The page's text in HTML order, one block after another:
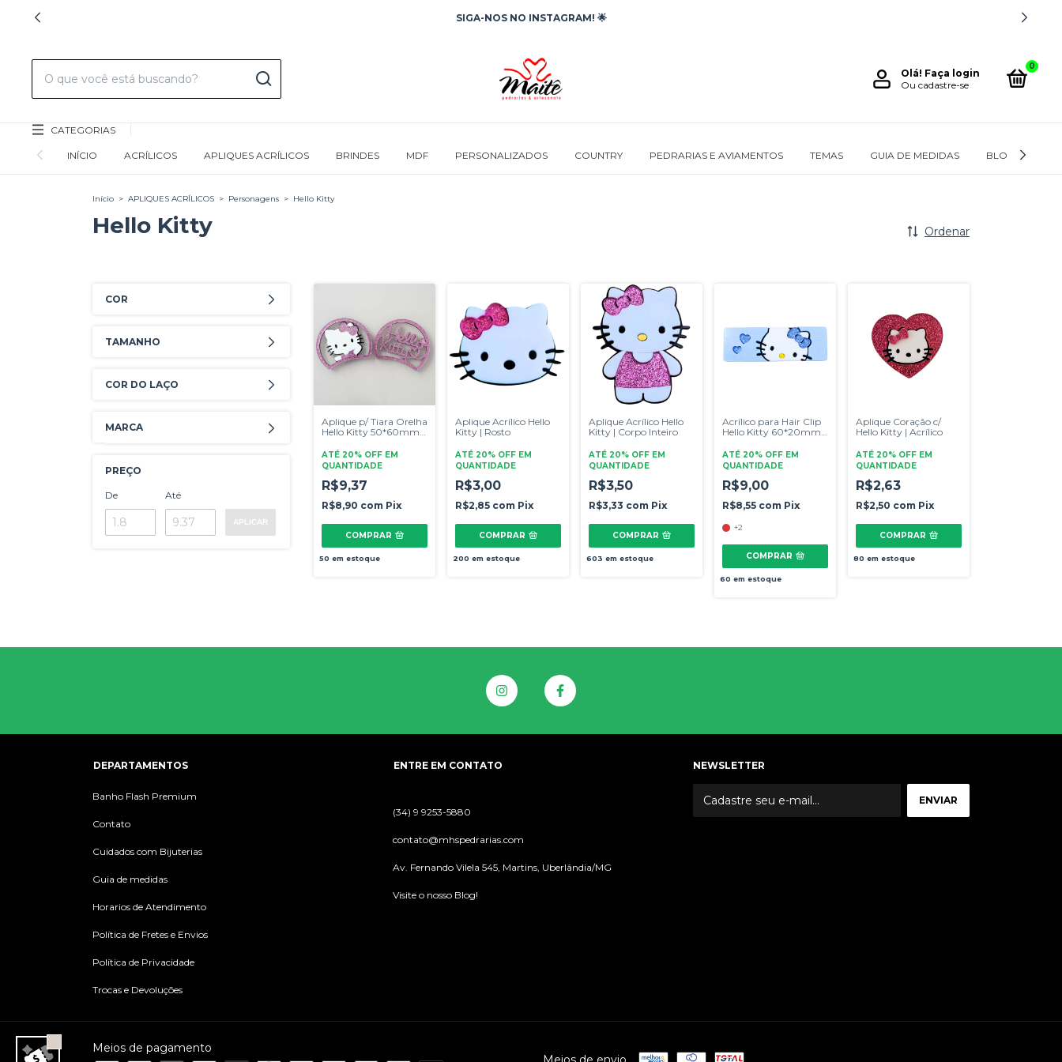
SIGA-NOS NO INSTAGRAM! 🌟
Olá! Faça login
Ou cadastre-se
0
CATEGORIAS
INÍCIO ACRÍLICOS APLIQUES ACRÍLICOS BRINDES MDF PERSONALIZADOS COUNTRY PEDRARIAS E AVIAMENTOS TEMAS GUIA DE MEDIDAS BLOG
Início > APLIQUES ACRÍLICOS > Personagens > Hello Kitty
Hello Kitty Ordenar
COR
TAMANHO
COR DO LAÇO
MARCA
PREÇO
De Até
APLICAR
Aplique p/ Tiara Orelha
Hello Kitty 50*60mm |
ATÉ 20% OFF EM
QUANTIDADE
R$9,37
R$8,90 com Pix
COMPRAR
50 em estoque
Aplique Acrílico Hello
Kitty | Rosto
ATÉ 20% OFF EM
QUANTIDADE
R$3,00
R$2,85 com Pix
COMPRAR
200 em estoque
Aplique Acrílico Hello
Kitty | Corpo Inteiro
ATÉ 20% OFF EM
QUANTIDADE
R$3,50
R$3,33 com Pix
COMPRAR
603 em estoque
Acrílico para Hair Clip
Hello Kitty 60*20mm |
ATÉ 20% OFF EM
QUANTIDADE
R$9,00
R$8,55 com Pix
+2
COMPRAR
60 em estoque
Aplique Coração c/
Hello Kitty | Acrílico
ATÉ 20% OFF EM
QUANTIDADE
R$2,63
R$2,50 com Pix
COMPRAR
80 em estoque
DEPARTAMENTOS
Banho Flash Premium
Contato
Cuidados com Bijuterias
Guia de medidas
Horarios de Atendimento
Política de Fretes e Envios
Política de Privacidade
Trocas e Devoluções
ENTRE EM CONTATO
(34) 9 9253-5880
contato@mhspedrarias.com
Av. Fernando Vilela 545, Martins, Uberlândia/MG
Visite o nosso Blog!
NEWSLETTER
Meios de pagamento